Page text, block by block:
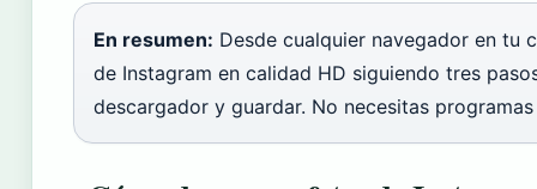
En resumen: Desde cualquier navegador en tu
de Instagram en calidad HD siguiendo tres
descargador y guardar. No necesitas